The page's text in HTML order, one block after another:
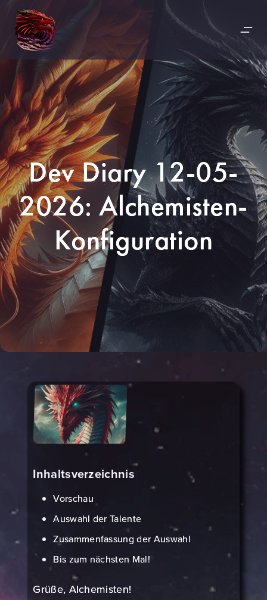
Dev Diary 12-05-
2026: Alchemisten-
Konfiguration
Inhaltsverzeichnis
Vorschau
Auswahl der Talente
Zusammenfassung der Auswahl
Bis zum nächsten Mal!
Grüße, Alchemisten!